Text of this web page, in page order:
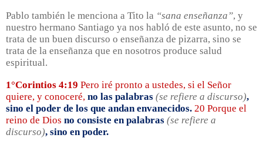
Pablo también le menciona a Tito la “sana enseñanza”, y
nuestro hermano Santiago ya nos habló de este asunto, no se
trata de un buen discurso o enseñanza de pizarra, sino se
trata de la enseñanza que en nosotros produce salud
espiritual.
1°Corintios 4:19 Pero iré pronto a ustedes, si el Señor
quiere, y conoceré, no las palabras (se refiere a discurso),
sino el poder de los que andan envanecidos. 20 Porque el
reino de Dios no consiste en palabras (se refiere a
discurso), sino en poder.